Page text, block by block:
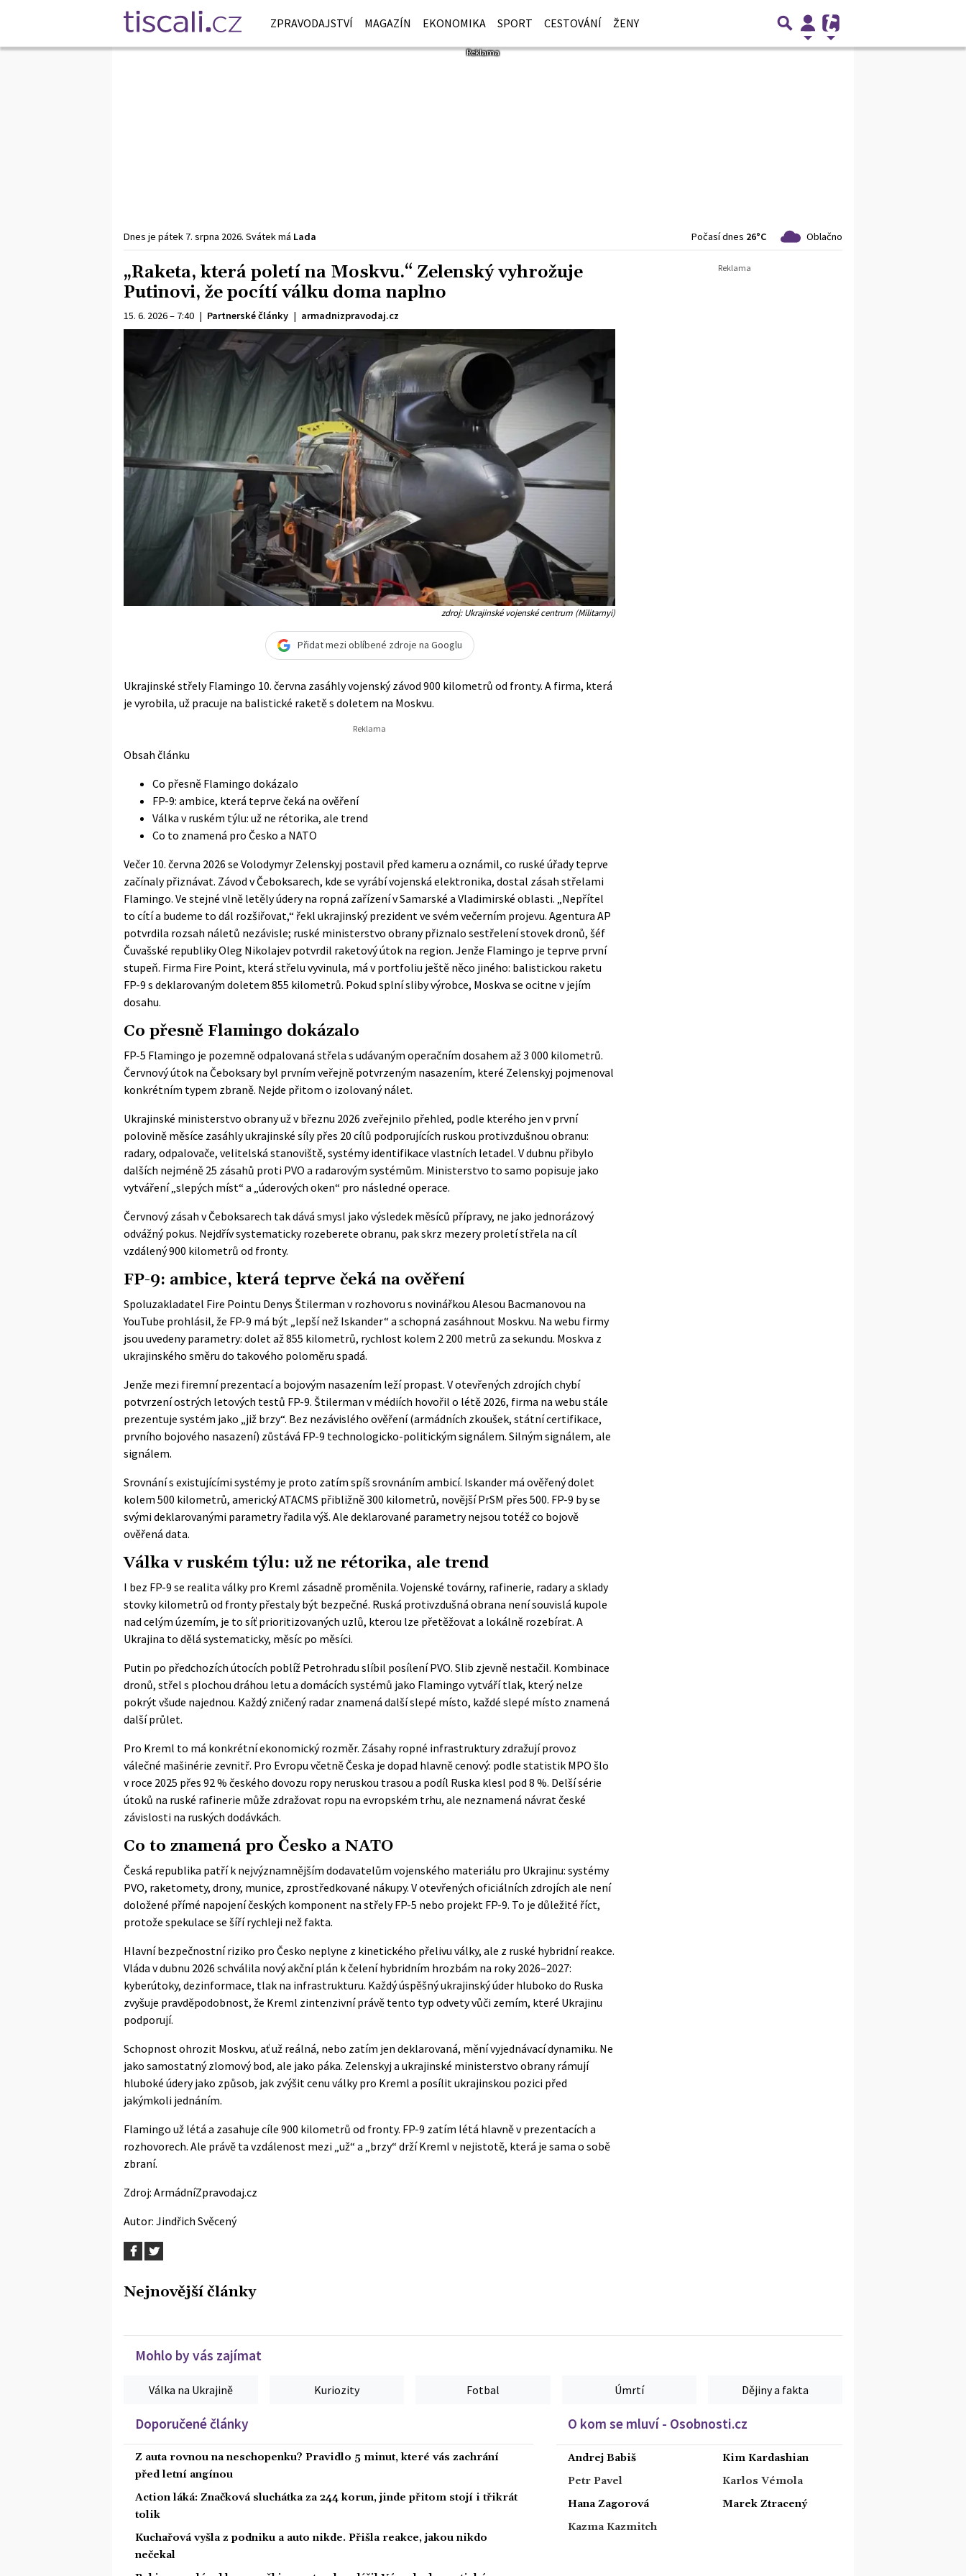
ZPRAVODAJSTVÍ MAGAZÍN EKONOMIKA SPORT CESTOVÁNÍ ŽENY
Dnes je pátek 7. srpna 2026. Svátek má Lada Počasí dnes 26°C Oblačno
„Raketa, která poletí na Moskvu.“ Zelenský vyhrožuje
Putinovi, že pocítí válku doma naplno
15. 6. 2026 – 7:40 | Partnerské články | armadnizpravodaj.cz
zdroj: Ukrajinské vojenské centrum (Militarnyi)
Přidat mezi oblíbené zdroje na Googlu
Ukrajinské střely Flamingo 10. června zasáhly vojenský závod 900 kilometrů od fronty. A firma, která
je vyrobila, už pracuje na balistické raketě s doletem na Moskvu.
Obsah článku
Co přesně Flamingo dokázalo
FP-9: ambice, která teprve čeká na ověření
Válka v ruském týlu: už ne rétorika, ale trend
Co to znamená pro Česko a NATO
Večer 10. června 2026 se Volodymyr Zelenskyj postavil před kameru a oznámil, co ruské úřady teprve
začínaly přiznávat. Závod v Čeboksarech, kde se vyrábí vojenská elektronika, dostal zásah střelami
Flamingo. Ve stejné vlně letěly údery na ropná zařízení v Samarské a Vladimirské oblasti. „Nepřítel
to cítí a budeme to dál rozšiřovat,“ řekl ukrajinský prezident ve svém večerním projevu. Agentura AP
potvrdila rozsah náletů nezávisle; ruské ministerstvo obrany přiznalo sestřelení stovek dronů, šéf
Čuvašské republiky Oleg Nikolajev potvrdil raketový útok na region. Jenže Flamingo je teprve první
stupeň. Firma Fire Point, která střelu vyvinula, má v portfoliu ještě něco jiného: balistickou raketu
FP-9 s deklarovaným doletem 855 kilometrů. Pokud splní sliby výrobce, Moskva se ocitne v jejím
dosahu.
Co přesně Flamingo dokázalo
FP-5 Flamingo je pozemně odpalovaná střela s udávaným operačním dosahem až 3 000 kilometrů.
Červnový útok na Čeboksary byl prvním veřejně potvrzeným nasazením, které Zelenskyj pojmenoval
konkrétním typem zbraně. Nejde přitom o izolovaný nálet.
Ukrajinské ministerstvo obrany už v březnu 2026 zveřejnilo přehled, podle kterého jen v první
polovině měsíce zasáhly ukrajinské síly přes 20 cílů podporujících ruskou protivzdušnou obranu:
radary, odpalovače, velitelská stanoviště, systémy identifikace vlastních letadel. V dubnu přibylo
dalších nejméně 25 zásahů proti PVO a radarovým systémům. Ministerstvo to samo popisuje jako
vytváření „slepých míst“ a „úderových oken“ pro následné operace.
Červnový zásah v Čeboksarech tak dává smysl jako výsledek měsíců přípravy, ne jako jednorázový
odvážný pokus. Nejdřív systematicky rozeberete obranu, pak skrz mezery proletí střela na cíl
vzdálený 900 kilometrů od fronty.
FP-9: ambice, která teprve čeká na ověření
Spoluzakladatel Fire Pointu Denys Štilerman v rozhovoru s novinářkou Alesou Bacmanovou na
YouTube prohlásil, že FP-9 má být „lepší než Iskander“ a schopná zasáhnout Moskvu. Na webu firmy
jsou uvedeny parametry: dolet až 855 kilometrů, rychlost kolem 2 200 metrů za sekundu. Moskva z
ukrajinského směru do takového poloměru spadá.
Jenže mezi firemní prezentací a bojovým nasazením leží propast. V otevřených zdrojích chybí
potvrzení ostrých letových testů FP-9. Štilerman v médiích hovořil o létě 2026, firma na webu stále
prezentuje systém jako „již brzy“. Bez nezávislého ověření (armádních zkoušek, státní certifikace,
prvního bojového nasazení) zůstává FP-9 technologicko-politickým signálem. Silným signálem, ale
signálem.
Srovnání s existujícími systémy je proto zatím spíš srovnáním ambicí. Iskander má ověřený dolet
kolem 500 kilometrů, americký ATACMS přibližně 300 kilometrů, novější PrSM přes 500. FP-9 by se
svými deklarovanými parametry řadila výš. Ale deklarované parametry nejsou totéž co bojově
ověřená data.
Válka v ruském týlu: už ne rétorika, ale trend
I bez FP-9 se realita války pro Kreml zásadně proměnila. Vojenské továrny, rafinerie, radary a sklady
stovky kilometrů od fronty přestaly být bezpečné. Ruská protivzdušná obrana není souvislá kupole
nad celým územím, je to síť prioritizovaných uzlů, kterou lze přetěžovat a lokálně rozebírat. A
Ukrajina to dělá systematicky, měsíc po měsíci.
Putin po předchozích útocích poblíž Petrohradu slíbil posílení PVO. Slib zjevně nestačil. Kombinace
dronů, střel s plochou dráhou letu a domácích systémů jako Flamingo vytváří tlak, který nelze
pokrýt všude najednou. Každý zničený radar znamená další slepé místo, každé slepé místo znamená
další průlet.
Pro Kreml to má konkrétní ekonomický rozměr. Zásahy ropné infrastruktury zdražují provoz
válečné mašinérie zevnitř. Pro Evropu včetně Česka je dopad hlavně cenový: podle statistik MPO šlo
v roce 2025 přes 92 % českého dovozu ropy neruskou trasou a podíl Ruska klesl pod 8 %. Delší série
útoků na ruské rafinerie může zdražovat ropu na evropském trhu, ale neznamená návrat české
závislosti na ruských dodávkách.
Co to znamená pro Česko a NATO
Česká republika patří k nejvýznamnějším dodavatelům vojenského materiálu pro Ukrajinu: systémy
PVO, raketomety, drony, munice, zprostředkované nákupy. V otevřených oficiálních zdrojích ale není
doložené přímé napojení českých komponent na střely FP-5 nebo projekt FP-9. To je důležité říct,
protože spekulace se šíří rychleji než fakta.
Hlavní bezpečnostní riziko pro Česko neplyne z kinetického přelivu války, ale z ruské hybridní reakce.
Vláda v dubnu 2026 schválila nový akční plán k čelení hybridním hrozbám na roky 2026–2027:
kyberútoky, dezinformace, tlak na infrastrukturu. Každý úspěšný ukrajinský úder hluboko do Ruska
zvyšuje pravděpodobnost, že Kreml zintenzivní právě tento typ odvety vůči zemím, které Ukrajinu
podporují.
Schopnost ohrozit Moskvu, ať už reálná, nebo zatím jen deklarovaná, mění vyjednávací dynamiku. Ne
jako samostatný zlomový bod, ale jako páka. Zelenskyj a ukrajinské ministerstvo obrany rámují
hluboké údery jako způsob, jak zvýšit cenu války pro Kreml a posílit ukrajinskou pozici před
jakýmkoli jednáním.
Flamingo už létá a zasahuje cíle 900 kilometrů od fronty. FP-9 zatím létá hlavně v prezentacích a
rozhovorech. Ale právě ta vzdálenost mezi „už“ a „brzy“ drží Kreml v nejistotě, která je sama o sobě
zbraní.
Zdroj: ArmádníZpravodaj.cz
Autor: Jindřich Svěcený
Nejnovější články
Mohlo by vás zajímat
Válka na Ukrajině Kuriozity Fotbal Úmrtí Dějiny a fakta
Doporučené články
Z auta rovnou na neschopenku? Pravidlo 5 minut, které vás zachrání
před letní angínou
Action láká: Značková sluchátka za 244 korun, jinde přitom stojí i třikrát
tolik
Kuchařová vyšla z podniku a auto nikde. Přišla reakce, jakou nikdo
nečekal
O kom se mluví - Osobnosti.cz
Andrej Babiš
Petr Pavel
Hana Zagorová
Kazma Kazmitch
Kim Kardashian
Karlos Vémola
Marek Ztracený